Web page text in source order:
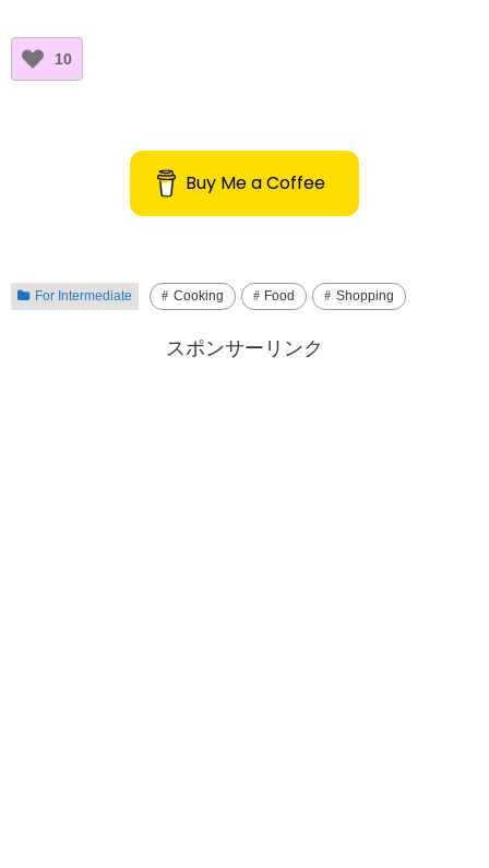
10
Buy Me a Coffee
For Intermediate Cooking Food Shopping
スポンサーリンク